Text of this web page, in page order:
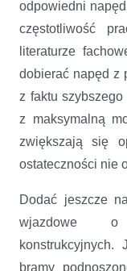
odpowiedni
częstotliwość
literaturze
dobierać napęd z
z faktu
z maksymalną
zwiększają się
ostateczności nie
Dodać jeszcze
wjazdowe o
bramy